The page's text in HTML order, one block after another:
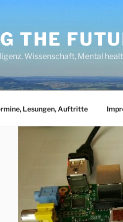
THE
Wissenschaft, Mental
Lesungen, Auftritte